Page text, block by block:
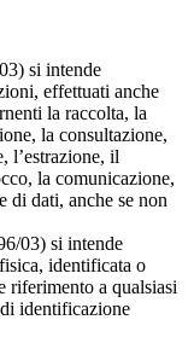
si intende
effettuati anche
la raccolta, la
la consultazione,
l’estrazione, il
la comunicazione,
di dati, anche se non
03) si intende
identificata o
riferimento a qualsiasi
identificazione